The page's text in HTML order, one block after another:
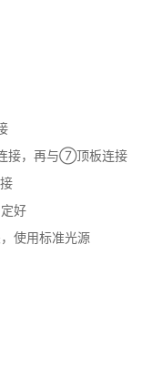
接，再与⑦顶板连接
好
使用标准光源